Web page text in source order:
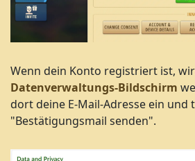
Wenn dein Konto registriert ist,
Datenverwaltungs-Bildschirm
dort deine E-Mail-Adresse ein und
"Bestätigungsmail senden".